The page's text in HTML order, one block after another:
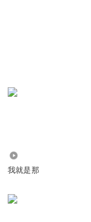
我就是那